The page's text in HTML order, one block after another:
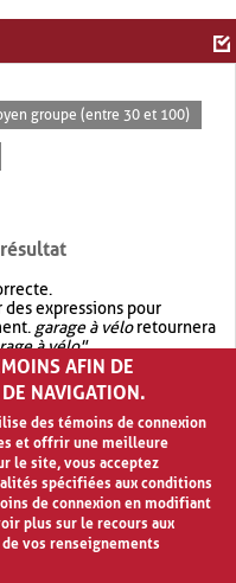
groupe (entre 30 et 100)
expressions pour
garage à véloretournera
à vélo".
avec OR.garage OR vélo
quegarage à vélo
AFIN DE
DE NAVIGATION.
des témoins de connexion
et offrir une meilleure
le site, vous acceptez
spécifiées aux conditions
de connexion en modifiant
plus sur le recours aux
vos renseignements